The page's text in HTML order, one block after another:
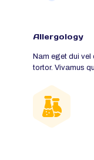
Allergology
Nam eget dui
tortor. Vivamus